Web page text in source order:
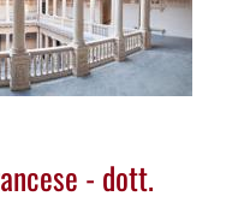
- dott.